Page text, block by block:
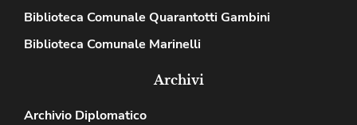
Biblioteca Comunale Quarantotti Gambini
Biblioteca Comunale Marinelli
Archivi
Archivio Diplomatico